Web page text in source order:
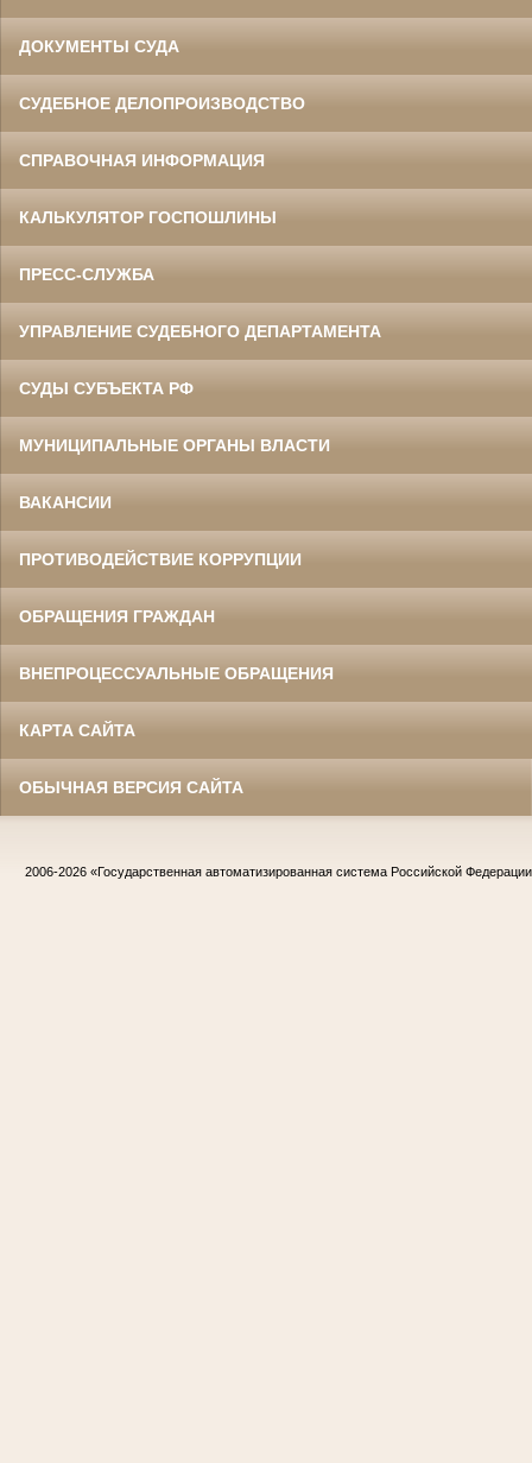
ДОКУМЕНТЫ СУДА
СУДЕБНОЕ ДЕЛОПРОИЗВОДСТВО
СПРАВОЧНАЯ ИНФОРМАЦИЯ
КАЛЬКУЛЯТОР ГОСПОШЛИНЫ
ПРЕСС-СЛУЖБА
УПРАВЛЕНИЕ СУДЕБНОГО ДЕПАРТАМЕНТА
СУДЫ СУБЪЕКТА РФ
МУНИЦИПАЛЬНЫЕ ОРГАНЫ ВЛАСТИ
ВАКАНСИИ
ПРОТИВОДЕЙСТВИЕ КОРРУПЦИИ
ОБРАЩЕНИЯ ГРАЖДАН
ВНЕПРОЦЕССУАЛЬНЫЕ ОБРАЩЕНИЯ
КАРТА САЙТА
ОБЫЧНАЯ ВЕРСИЯ САЙТА
2006-2026 «Государственная автоматизированная система Российской